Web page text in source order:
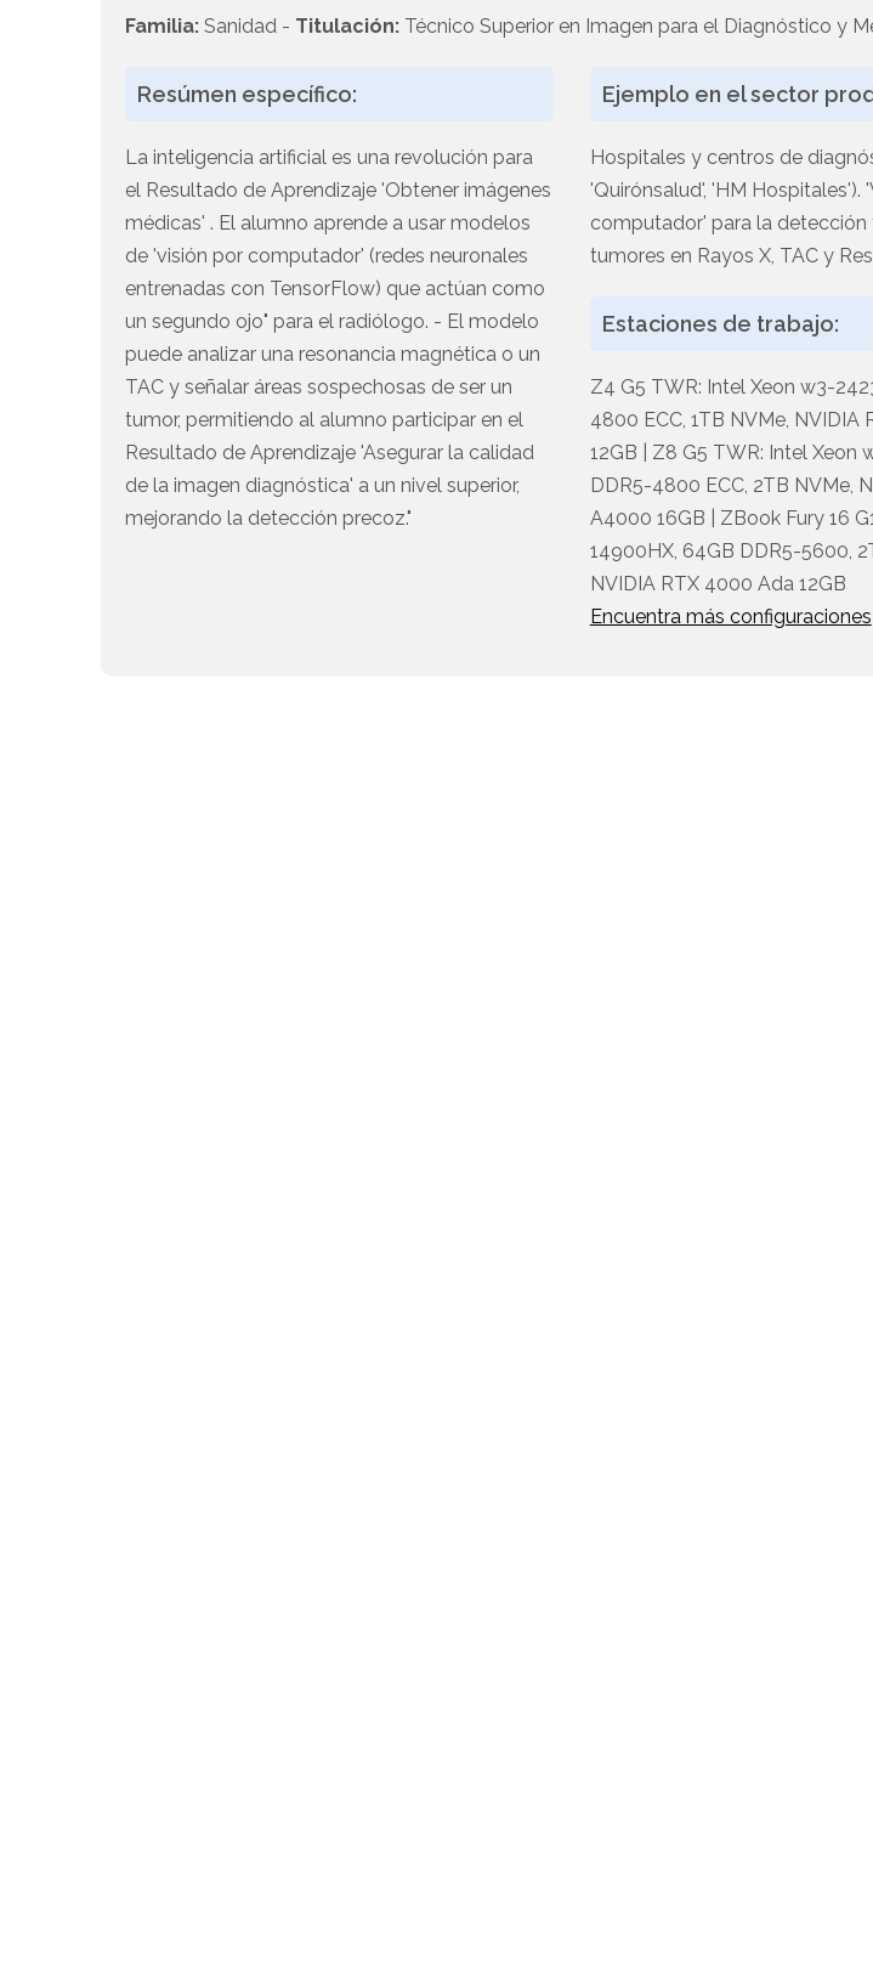
Familia: Sanidad - Titulación: Técnico Superior en Imagen para el Diagnóstico y
Resúmen específico:
La inteligencia artificial es una revolución para
el Resultado de Aprendizaje 'Obtener imágenes
médicas' . El alumno aprende a usar modelos
de 'visión por computador' (redes neuronales
entrenadas con TensorFlow) que actúan como
un segundo ojo" para el radiólogo. - El modelo
puede analizar una resonancia magnética o un
TAC y señalar áreas sospechosas de ser un
tumor, permitiendo al alumno participar en el
Resultado de Aprendizaje 'Asegurar la calidad
de la imagen diagnóstica' a un nivel superior,
mejorando la detección precoz."
Ejemplo en el sector
Hospitales y centros de
'Quirónsalud', 'HM Hospitales').
computador' para la detección
tumores en Rayos X, TAC y
Estaciones de trabajo:
Z4 G5 TWR: Intel Xeon w3-
4800 ECC, 1TB NVMe, NVIDIA
12GB | Z8 G5 TWR: Intel Xeon
DDR5-4800 ECC, 2TB NVMe,
A4000 16GB | ZBook Fury 16
14900HX, 64GB DDR5-5600,
NVIDIA RTX 4000 Ada 12GB
Encuentra más configuraciones